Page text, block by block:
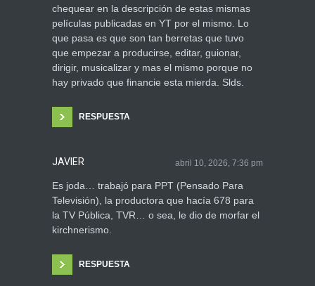
chequear en la descripción de estas mismas
películas publicadas en YT por el mismo. Lo
que pasa es que son tan berretas que tuvo
que empezar a producirse, editar, guionar,
dirigir, musicalizar y mas el mismo porque no
hay privado que financie esta mierda. Slds.
RESPUESTA
JAVIER abril 10, 2026, 7:36 pm
Es joda… trabajó para PPT (Pensado Para
Televisión), la productora que hacía 678 para
la TV Pública, TVR… o sea, le dio de morfar el
kirchnerismo.
RESPUESTA